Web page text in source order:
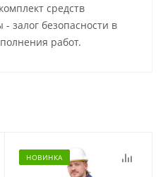
средств
залог безопасности в
работ.
НОВИНКА